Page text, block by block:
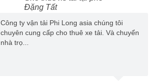
Đặng Tất
Công ty vận tải Phi Long asia chúng tôi
chuyên cung cấp cho thuê xe tải. Và chuyển
nhà trọ...